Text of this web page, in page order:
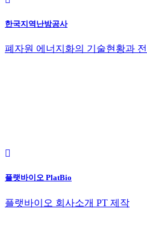
한국지역난방공사
폐자원 에너지화의 기술현황과
플랫바이오 PlatBio
플랫바이오 회사소개 PT 제작